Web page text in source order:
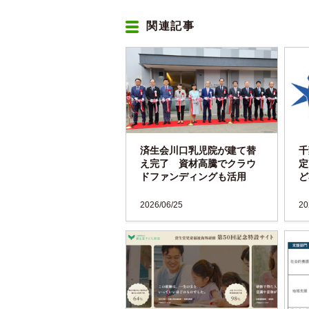
関連記事
2026/06/25
済生会川口乳児院が建て替
え完了 資材高騰でクラウ
ドファンディングも活用